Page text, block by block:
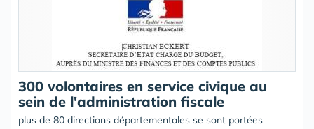
300 volontaires en service civique au
sein de l'administration fiscale
plus de 80 directions départementales se sont portées